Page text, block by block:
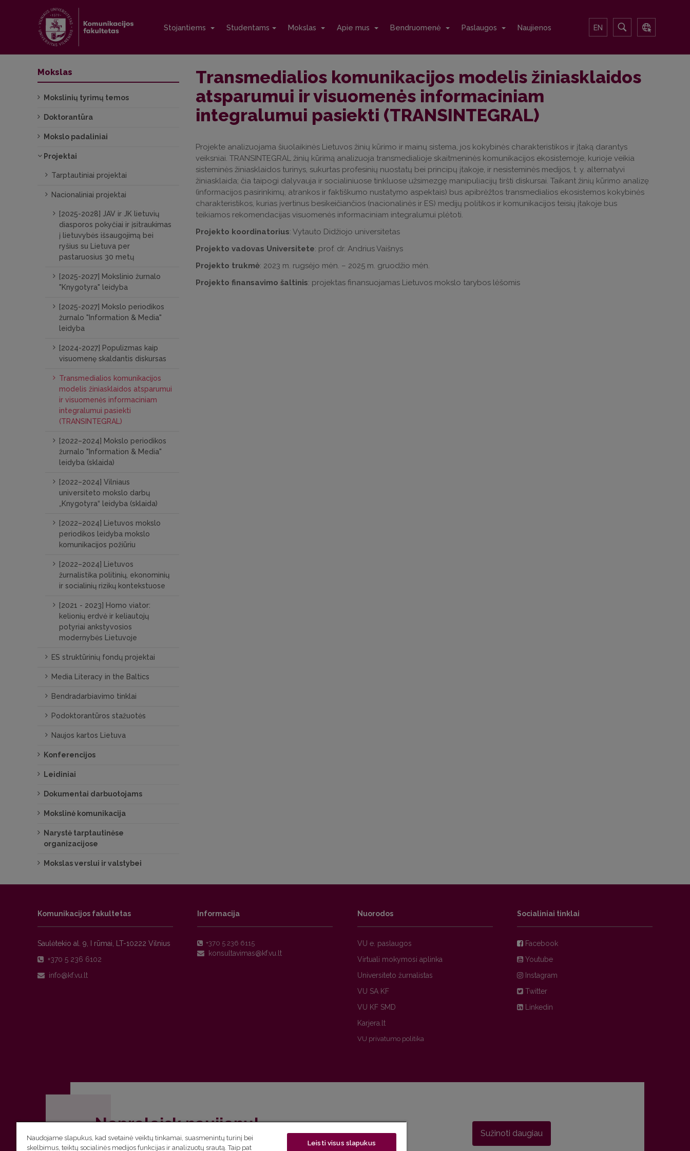
Stojantiems Studentams Mokslas Apie mus Bendruomenė Paslaugos Naujienos EN
Transmedialios komunikacijos modelis žiniasklaidos
atsparumui ir visuomenės informaciniam
integralumui pasiekti (TRANSINTEGRAL)
Projekte analizuojama šiuolaikinės Lietuvos žinių kūrimo ir mainų sistema, jos kokybinės charakteristikos ir įtaką darantys
veiksniai. TRANSINTEGRAL žinių kūrimą analizuoja transmedialioje skaitmeninės komunikacijos ekosistemoje, kurioje veikia
sisteminės žiniasklaidos turinys, sukurtas profesinių nuostatų bei principų įtakoje, ir nesisteminės medijos, t. y. alternatyvi
žiniasklaida; čia taipogi dalyvauja ir socialiniuose tinkluose užsimezgę manipuliacijų tiršti diskursai. Taikant žinių kūrimo analizę
(informacijos pasirinkimų, atrankos ir faktiškumo nustatymo aspektais) bus apibrėžtos transmedialios ekosistemos kokybinės
charakteristikos, kurias įvertinus besikeičiančios (nacionalinės ir ES) medijų politikos ir komunikacijos teisių įtakoje bus
teikiamos rekomendacijas visuomenės informaciniam integralumui plėtoti.
Projekto koordinatorius: Vytauto Didžiojo universitetas
Projekto vadovas Universitete: prof. dr. Andrius Vaišnys
Projekto trukmė: 2023 m. rugsėjo mėn. – 2025 m. gruodžio mėn.
Projekto finansavimo šaltinis: projektas finansuojamas Lietuvos mokslo tarybos lėšomis
Mokslas
Mokslinių tyrimų temos
Doktorantūra
Mokslo padaliniai
Projektai
Tarptautiniai projektai
Nacionaliniai projektai
[2025-2028] JAV ir JK lietuvių
diasporos pokyčiai ir įsitraukimas
į lietuvybės išsaugojimą bei
ryšius su Lietuva per
pastaruosius 30 metų
[2025-2027] Mokslinio žurnalo
"Knygotyra" leidyba
[2025-2027] Mokslo periodikos
žurnalo "Information & Media"
leidyba
[2024-2027] Populizmas kaip
visuomenę skaldantis diskursas
Transmedialios komunikacijos
modelis žiniasklaidos atsparumui
ir visuomenės informaciniam
integralumui pasiekti
(TRANSINTEGRAL)
[2022–2024] Mokslo periodikos
žurnalo "Information & Media"
leidyba (sklaida)
[2022–2024] Vilniaus
universiteto mokslo darbų
„Knygotyra“ leidyba (sklaida)
[2022–2024] Lietuvos mokslo
periodikos leidyba mokslo
komunikacijos požiūriu
[2022–2024] Lietuvos
žurnalistika politinių, ekonominių
ir socialinių rizikų kontekstuose
[2021 - 2023] Homo viator:
kelionių erdvė ir keliautojų
potyriai ankstyvosios
modernybės Lietuvoje
ES struktūrinių fondų projektai
Media Literacy in the Baltics
Bendradarbiavimo tinklai
Podoktorantūros stažuotės
Naujos kartos Lietuva
Konferencijos
Leidiniai
Dokumentai darbuotojams
Mokslinė komunikacija
Narystė tarptautinėse
organizacijose
Mokslas verslui ir valstybei
Komunikacijos fakultetas
Saulėtekio al. 9, I rūmai, LT-10222 Vilnius
+370 5 236 6102
Informacija
+370 5 236 6115
Nuorodos
VU e. paslaugos
Virtuali mokymosi aplinka
Universiteto žurnalistas
VU SA KF
VU KF SMD
Karjera.lt
VU privatumo politika
Socialiniai tinklai
Facebook
Youtube
Instagram
Twitter
Linkedin
Nepraleisk naujienų!
Užsiprenumeruok Komunikacijos fakulteto naujienlaiškį ir sužinok aktualijas pirmas!
Sužinoti daugiau
Naudojame slapukus, kad svetainė veiktų tinkamai, suasmenintų turinį bei
skelbimus, teiktų socialinės medijos funkcijas ir analizuotų srautą. Taip pat
Leisti visus slapukus